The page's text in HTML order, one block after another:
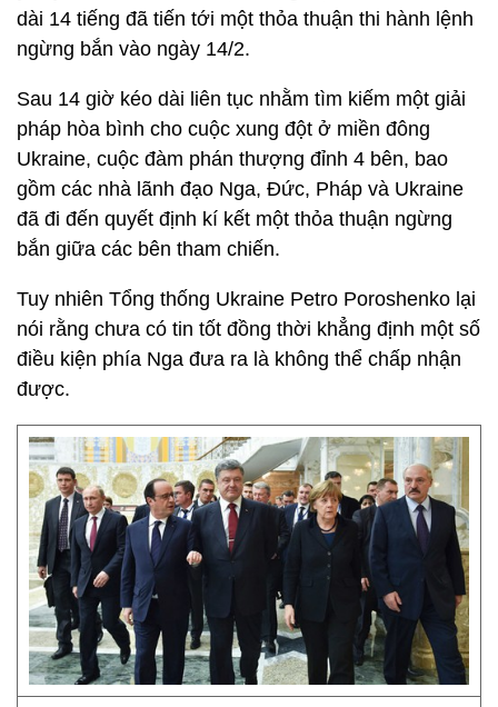
dài 14 tiếng đã tiến tới một thỏa thuận thi hành lệnh
ngừng bắn vào ngày 14/2.
Sau 14 giờ kéo dài liên tục nhằm tìm kiếm một giải
pháp hòa bình cho cuộc xung đột ở miền đông
Ukraine, cuộc đàm phán thượng đỉnh 4 bên, bao
gồm các nhà lãnh đạo Nga, Đức, Pháp và Ukraine
đã đi đến quyết định kí kết một thỏa thuận ngừng
bắn giữa các bên tham chiến.
Tuy nhiên Tổng thống Ukraine Petro Poroshenko lại
nói rằng chưa có tin tốt đồng thời khẳng định một số
điều kiện phía Nga đưa ra là không thể chấp nhận
được.